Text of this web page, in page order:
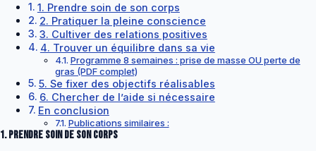
1. Prendre soin de son corps
2. Pratiquer la pleine conscience
3. Cultiver des relations positives
4. Trouver un équilibre dans sa vie
Programme 8 semaines : prise de masse OU perte de
gras (PDF complet)
5. Se fixer des objectifs réalisables
6. Chercher de l’aide si nécessaire
En conclusion
Publications similaires :
1. Prendre soin de son corps